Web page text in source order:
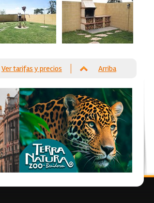
Ver tarifas y precios Arriba